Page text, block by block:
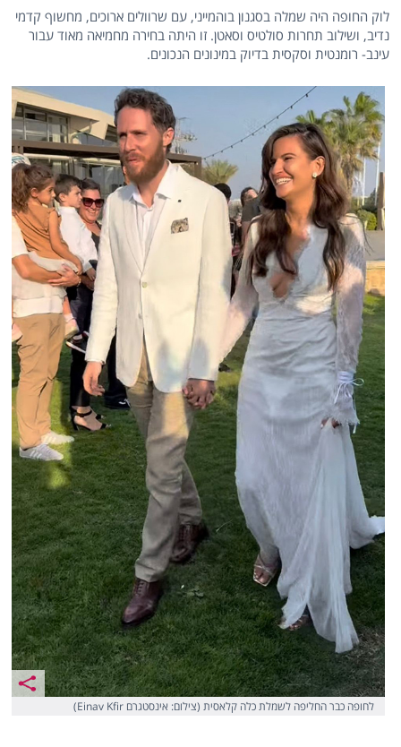
לוק החופה היה שמלה בסגנון בוהמייני, עם שרוולים ארוכים, מחשוף קדמי
נדיב, ושילוב תחרות סולטיס וסאטן. זו היתה בחירה מחמיאה מאוד עבור
עינב- רומנטית וסקסית בדיוק במינונים הנכונים.
לחופה כבר החליפה לשמלת כלה קלאסית (צילום: אינסטגרם Einav Kfir)